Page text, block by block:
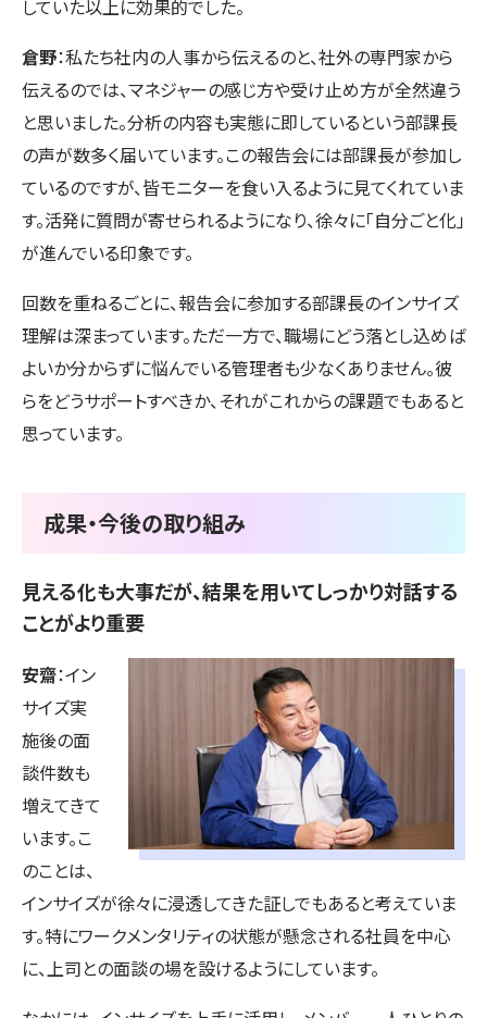
していた以上に効果的でした。
倉野：私たち社内の人事から伝えるのと、社外の専門家から
伝えるのでは、マネジャーの感じ方や受け止め方が全然違う
と思いました。分析の内容も実態に即しているという部課長
の声が数多く届いています。この報告会には部課長が参加し
ているのですが、皆モニターを食い入るように見てくれていま
す。活発に質問が寄せられるようになり、徐々に「自分ごと化」
が進んでいる印象です。
回数を重ねるごとに、報告会に参加する部課長のインサイズ
理解は深まっています。ただ一方で、職場にどう落とし込めば
よいか分からずに悩んでいる管理者も少なくありません。彼
らをどうサポートすべきか、それがこれからの課題でもあると
思っています。
成果・今後の取り組み
見える化も大事だが、結果を用いてしっかり対話する
ことがより重要
安齋：イン
サイズ実
施後の面
談件数も
増えてきて
います。こ
のことは、
インサイズが徐々に浸透してきた証しでもあると考えていま
す。特にワークメンタリティの状態が懸念される社員を中心
に、上司との面談の場を設けるようにしています。